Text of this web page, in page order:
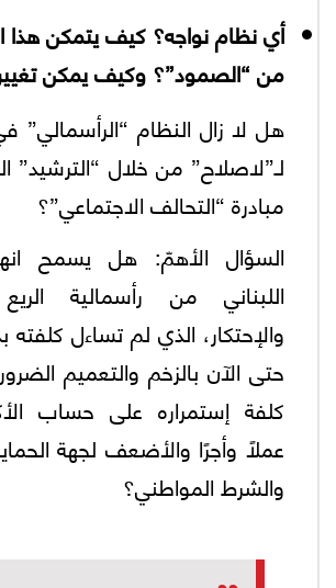
أي نظام نواجه؟ كيف يتمكن هذا
من “الصمود”؟ وكيف يمكن
هل لا زال النظام “الرأسمالي”
لـ”لاصلاح” من خلال
مبادرة “التحالف الاجتماعي”؟
السؤال الأهمّ: هل يسمح
اللبناني من رأسمالية
والإحتكار، الذي لم تساءل كلفته
حتى الآن بالزخم والتعميم
كلفة إستمراره على حساب
عملاً وأجرًا والأضعف لجهة
والشرط المواطني؟